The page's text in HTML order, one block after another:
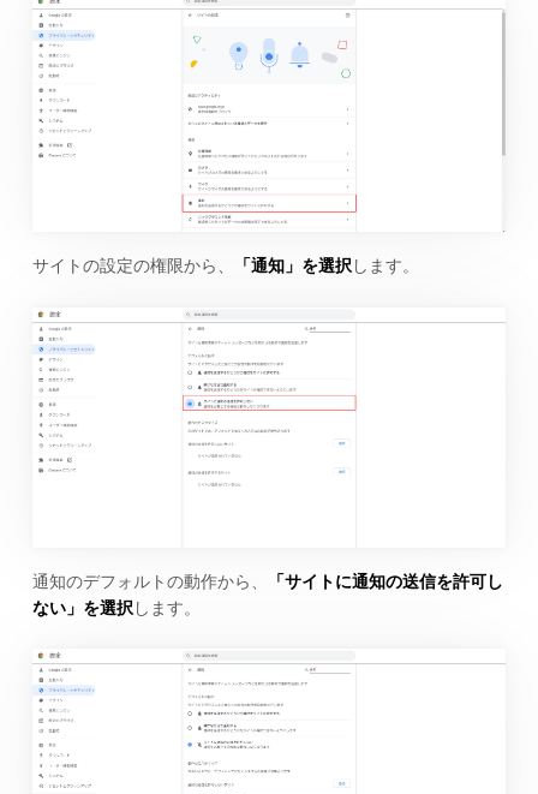
サイトの設定の権限から、 「通知」を選択します。
通知のデフォルトの動作から、
「サイトに通知の送信を許可し
ない」を選択 します。